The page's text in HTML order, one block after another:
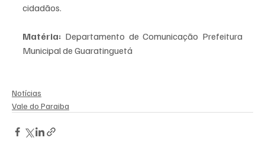
cidadãos.
Matéria: Departamento de Comunicação Prefeitura
Municipal de Guaratinguetá
Notícias
Vale do Paraiba